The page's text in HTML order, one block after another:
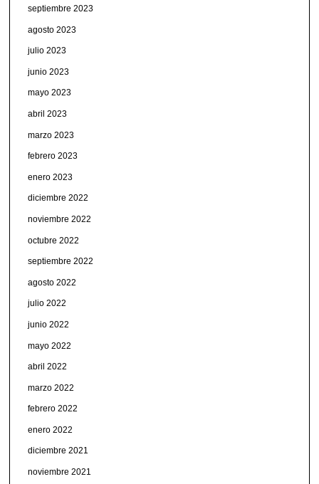
septiembre 2023
agosto 2023
julio 2023
junio 2023
mayo 2023
abril 2023
marzo 2023
febrero 2023
enero 2023
diciembre 2022
noviembre 2022
octubre 2022
septiembre 2022
agosto 2022
julio 2022
junio 2022
mayo 2022
abril 2022
marzo 2022
febrero 2022
enero 2022
diciembre 2021
noviembre 2021